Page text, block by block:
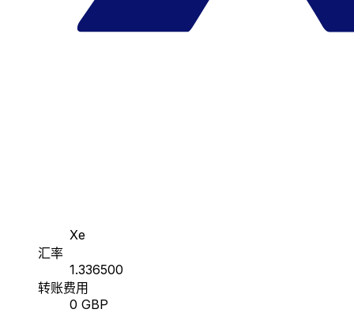
Xe
汇率
1.336500
转账费用
0 GBP